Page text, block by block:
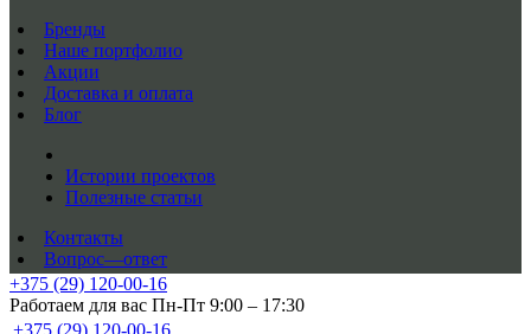
Бренды
Наше портфолио
Акции
Доставка и оплата
Блог
Истории проектов
Полезные статьи
Контакты
Вопрос—ответ
+375 (29) 120-00-16
Работаем для вас Пн-Пт 9:00 – 17:30
+375 (29) 120-00-16